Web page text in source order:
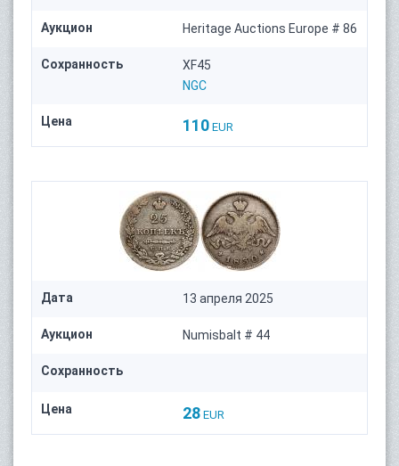
Аукцион Heritage Auctions Europe # 86
Сохранность
XF45
NGC
Цена 110 EUR
Дата 13 апреля 2025
Аукцион Numisbalt # 44
Сохранность
Цена 28 EUR